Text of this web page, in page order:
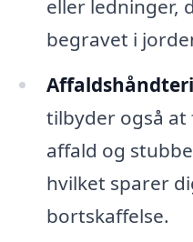
eller ledninger,
begravet i
tilbyder også
affald og
hvilket sparer
bortskaffelse.